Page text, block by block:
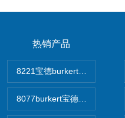
热销产品
8221宝德burkert电导率探头
8077burkert宝德椭圆齿轮脉